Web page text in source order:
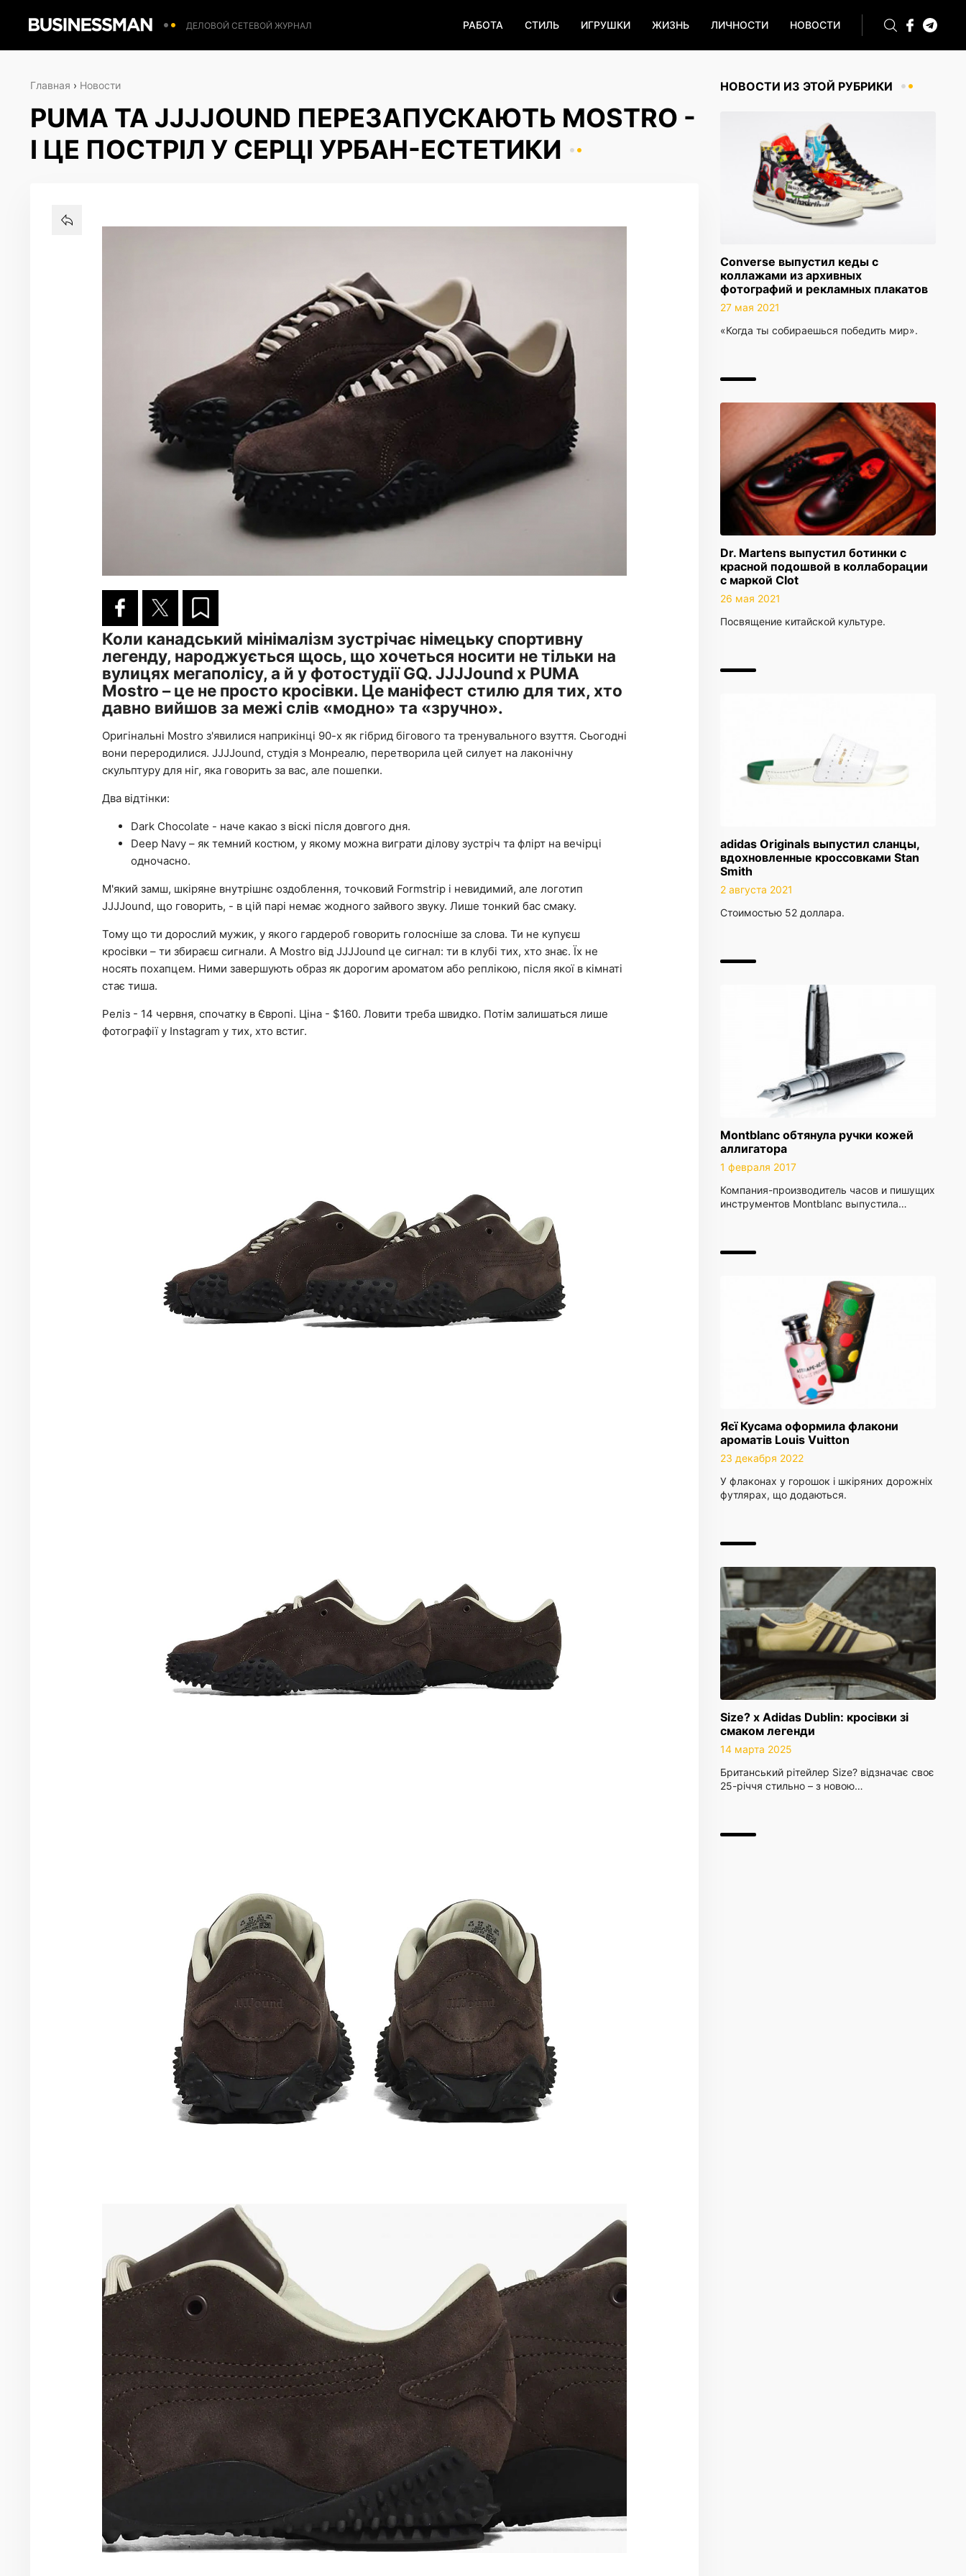
ДЕЛОВОЙ СЕТЕВОЙ ЖУРНАЛ РАБОТА СТИЛЬ ИГРУШКИ ЖИЗНЬ ЛИЧНОСТИ НОВОСТИ
НОВОСТИ ИЗ ЭТОЙ РУБРИКИ
Converse выпустил кеды с
коллажами из архивных
фотографий и рекламных плакатов
27 мая 2021
«Когда ты собираешься победить мир».
Dr. Martens выпустил ботинки с
красной подошвой в коллаборации
с маркой Clot
26 мая 2021
Посвящение китайской культуре.
adidas Originals выпустил сланцы,
вдохновленные кроссовками Stan
Smith
2 августа 2021
Стоимостью 52 доллара.
Montblanc обтянула ручки кожей
аллигатора
1 февраля 2017
Компания-производитель часов и пишущих
инструментов Montblanc выпустила…
Яєї Кусама оформила флакони
ароматів Louis Vuitton
23 декабря 2022
У флаконах у горошок і шкіряних дорожніх
футлярах, що додаються.
Size? x Adidas Dublin: кросівки зі
смаком легенди
14 марта 2025
Британський рітейлер Size? відзначає своє
25-річчя стильно – з новою…
Главная › Новости
PUMA ТА JJJJOUND ПЕРЕЗАПУСКАЮТЬ MOSTRO -
І ЦЕ ПОСТРІЛ У СЕРЦІ УРБАН-ЕСТЕТИКИ
Коли канадський мінімалізм зустрічає німецьку спортивну
легенду, народжується щось, що хочеться носити не тільки на
вулицях мегаполісу, а й у фотостудії GQ. JJJJound x PUMA
Mostro – це не просто кросівки. Це маніфест стилю для тих, хто
давно вийшов за межі слів «модно» та «зручно».
Оригінальні Mostro з'явилися наприкінці 90-х як гібрид бігового та тренувального взуття. Сьогодні
вони переродилися. JJJJound, студія з Монреалю, перетворила цей силует на лаконічну
скульптуру для ніг, яка говорить за вас, але пошепки.
Два відтінки:
Dark Chocolate - наче какао з віскі після довгого дня.
Deep Navy – як темний костюм, у якому можна виграти ділову зустріч та флірт на вечірці
одночасно.
М'який замш, шкіряне внутрішнє оздоблення, точковий Formstrip і невидимий, але логотип
JJJJound, що говорить, - в цій парі немає жодного зайвого звуку. Лише тонкий бас смаку.
Тому що ти дорослий мужик, у якого гардероб говорить голосніше за слова. Ти не купуєш
кросівки – ти збираєш сигнали. А Mostro від JJJJound це сигнал: ти в клубі тих, хто знає. Їх не
носять похапцем. Ними завершують образ як дорогим ароматом або реплікою, після якої в кімнаті
стає тиша.
Реліз - 14 червня, спочатку в Європі. Ціна - $160. Ловити треба швидко. Потім залишаться лише
фотографії у Instagram у тих, хто встиг.